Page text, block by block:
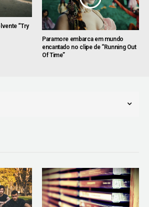
“Try
Paramore embarca em mundo
encantado no clipe de “Running Out
Of Time”